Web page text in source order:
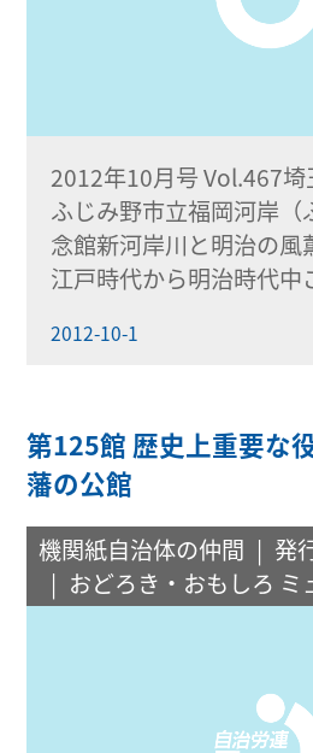
2012年10月号 Vol.467
ふじみ野市立福岡河岸（
念館新河岸川と明治の
江戸時代から明治時代
2012-10-1
第125館 歴史上重要な
藩の公館
機関紙自治体の仲間
発
おどろき・おもしろ ミ